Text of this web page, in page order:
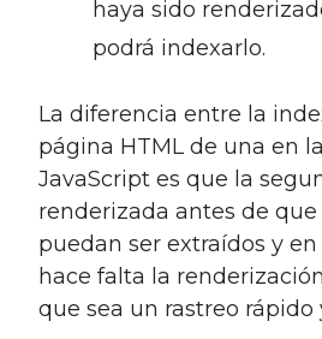
haya sido
podrá indexarlo.
La diferencia entre la
página HTML de una en
JavaScript es que la
renderizada antes de que
puedan ser extraídos y
hace falta la
que sea un rastreo rápido